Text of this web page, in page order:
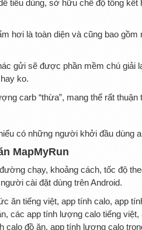
tiêu dùng, sở hữu chế độ tổng
hơi là toàn diện và cũng bao gồm
gửi sẽ được phần mềm chú giải
ko.
carb “thừa”, mang thể rất
có những người khởi đầu dùng
MapMyRun
chạy, khoảng cách, tốc độ
cài đặt dùng trên Android.